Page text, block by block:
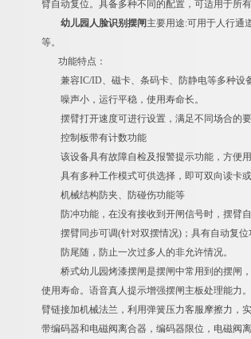
臂自动复位。具备多种不同的配置，可适用于所
幼儿园人脸识别摆闸 主要用途:可用于人行通
等。
功能特点：
兼容IC/ID、磁卡、条码卡、防静电等多种设
噪声小，运行平稳，使用寿命长。
摆臂打开速度可进行设置，满足不同场合的要
控制板带有计数功能
该设备具有故障自检及报警提示功能，方便用
具有多种工作模式可供选择，即可双向读卡或
机械结构防夹、防碰伤功能等
防冲功能，在没有接收到开闸信号时，摆臂自
摆臂同步可调(针对双摆情况)；具有自动复位
防尾随，防止一次过多人的非允许情况。
桥式幼儿园烤漆摆闸是摆闸中常用到的摆闸，
使用寿命。语音真人提示增强摆闸主板处理能力
臂链接加机械法兰，利用弹簧压力客服摩擦力，
带编码器和电磁阀离合器，编码器限位，电磁阀